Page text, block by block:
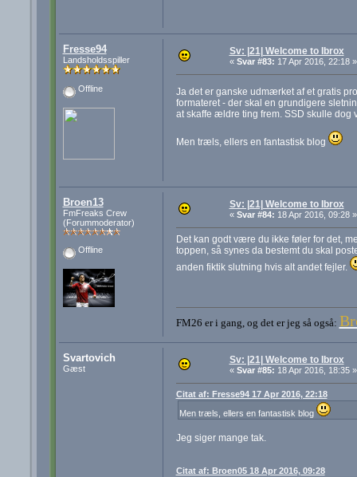
Fresse94
Landsholdsspiller
Offline
Sv: |21| Welcome to Ibrox
« Svar #83: 17 Apr 2016, 22:18 »
Ja det er ganske udmærket af et gratis
formateret - der skal en grundigere
at skaffe ældre ting frem. SSD skulle
Men træls, ellers en fantastisk blog
Broen13
FmFreaks Crew
(Forummoderator)
Offline
Sv: |21| Welcome to Ibrox
« Svar #84: 18 Apr 2016, 09:28 »
Det kan godt være du ikke føler for det,
toppen, så synes da bestemt du skal
anden fiktik slutning hvis alt andet fejler.
FM26 er i gang, og det er jeg så også:
Svartovich
Gæst
Sv: |21| Welcome to Ibrox
« Svar #85: 18 Apr 2016, 18:35 »
Citat af: Fresse94 17 Apr 2016, 22:18
Men træls, ellers en fantastisk blog
Jeg siger mange tak.
Citat af: Broen05 18 Apr 2016, 09:28